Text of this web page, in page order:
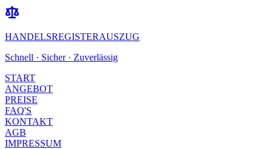
HANDELSREGISTERAUSZUG
Schnell · Sicher · Zuverlässig
START
ANGEBOT
PREISE
FAQ'S
KONTAKT
AGB
IMPRESSUM